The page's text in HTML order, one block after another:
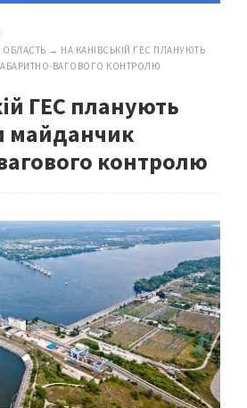
ОБЛАСТЬ → НА КАНІВСЬКІЙ ГЕС ПЛАНУЮТЬ
ВАГОВОГО КОНТРОЛЮ
ГЕС планують
майданчик
контролю